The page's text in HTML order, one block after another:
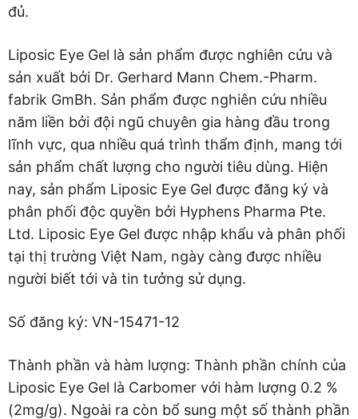
đủ.
Liposic Eye Gel là sản phẩm được nghiên cứu và
sản xuất bởi Dr. Gerhard Mann Chem.-Pharm.
fabrik GmBh. Sản phẩm được nghiên cứu nhiều
năm liền bởi đội ngũ chuyên gia hàng đầu trong
lĩnh vực, qua nhiều quá trình thẩm định, mang tới
sản phẩm chất lượng cho người tiêu dùng. Hiện
nay, sản phẩm Liposic Eye Gel được đăng ký và
phân phối độc quyền bởi Hyphens Pharma Pte.
Ltd. Liposic Eye Gel được nhập khẩu và phân phối
tại thị trường Việt Nam, ngày càng được nhiều
người biết tới và tin tưởng sử dụng.
Số đăng ký: VN-15471-12
Thành phần và hàm lượng: Thành phần chính của
Liposic Eye Gel là Carbomer với hàm lượng 0.2 %
(2mg/g). Ngoài ra còn bổ sung một số thành phần